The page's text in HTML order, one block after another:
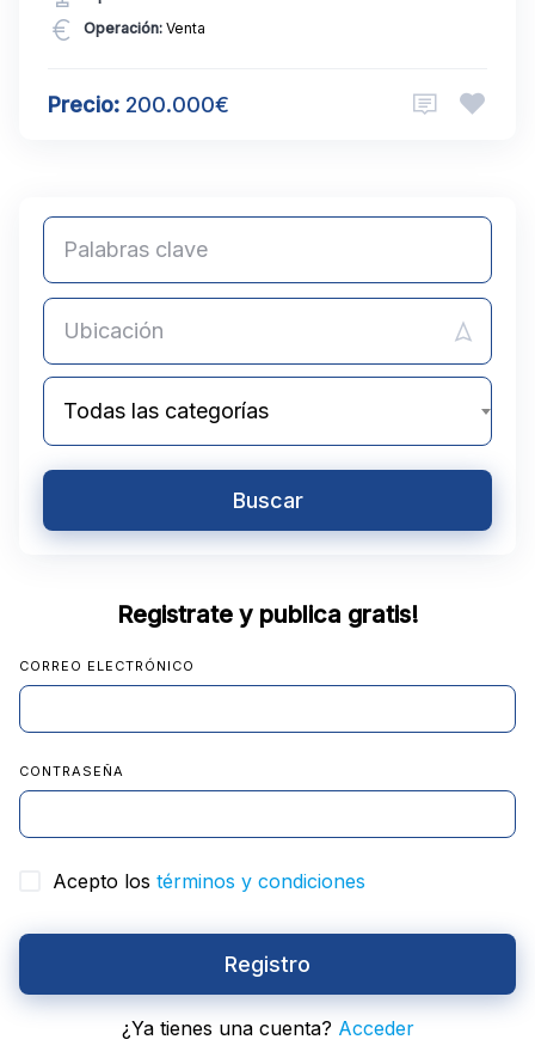
Operación: Venta
Precio: 200.000€
Todas las categorías
Buscar
Registrate y publica gratis!
CORREO ELECTRÓNICO
CONTRASEÑA
Acepto los términos y condiciones
Registro
¿Ya tienes una cuenta? Acceder